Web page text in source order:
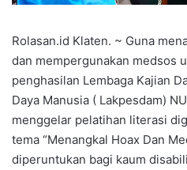
Rolasan.id Klaten. ~ Guna
dan mempergunakan medsos
penghasilan Lembaga Kajian
Daya Manusia ( Lakpesdam)
menggelar pelatihan literasi
tema “Menangkal Hoax Dan
diperuntukan bagi kaum